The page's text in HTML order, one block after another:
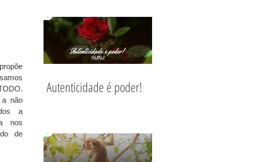
a não
a
nos
de
Autenticidade é poder!